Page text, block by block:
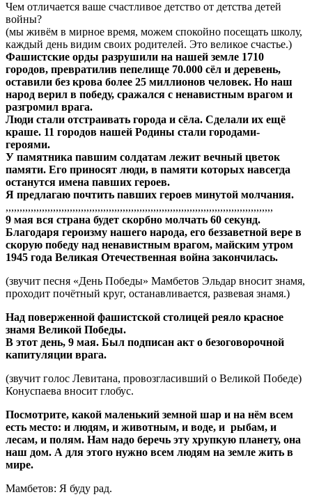
Чем отличается ваше счастливое детство от детства детей
войны?
(мы живём в мирное время, можем спокойно посещать школу,
каждый день видим своих родителей. Это великое счастье.)
Фашистские орды разрушили на нашей земле 1710
городов, превратилив пепелище 70.000 сёл и деревень,
оставили без крова более 25 миллионов человек. Но наш
народ верил в победу, сражался с ненавистным врагом и
разгромил врага.
Люди стали отстраивать города и сёла. Сделали их ещё
краше. 11 городов нашей Родины стали городами-
героями.
У памятника павшим солдатам лежит вечный цветок
памяти. Его приносят люди, в памяти которых навсегда
останутся имена павших героев.
Я предлагаю почтить павших героев минутой молчания.
,,,,,,,,,,,,,,,,,,,,,,,,,,,,,,,,,,,,,,,,,,,,,,,,,,,,,,,,,,,,,,,,,,,,,,,,,,,,,,,,,,,,,,,,,,,,,,,,
9 мая вся страна будет скорбно молчать 60 секунд.
Благодаря героизму нашего народа, его беззаветной вере в
скорую победу над ненавистным врагом, майским утром
1945 года Великая Отечественная война закончилась.
(звучит песня «День Победы» Мамбетов Эльдар вносит знамя,
проходит почётный круг, останавливается, развевая знамя.)
Над поверженной фашистской столицей реяло красное
знамя Великой Победы.
В этот день, 9 мая. Был подписан акт о безоговорочной
капитуляции врага.
(звучит голос Левитана, провозгласивший о Великой Победе)
Конуспаева вносит глобус.
Посмотрите, какой маленький земной шар и на нём всем
есть место: и людям, и животным, и воде, и рыбам, и
лесам, и полям. Нам надо беречь эту хрупкую планету, она
наш дом. А для этого нужно всем людям на земле жить в
мире.
Мамбетов: Я буду рад.